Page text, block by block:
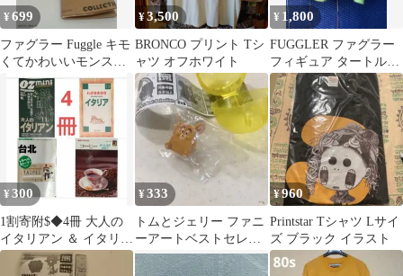
¥699
ファグラー Fuggle キモ
くてかわいいモンスタ
ー SQUIDGE フィギュ
¥3,500
BRONCO プリント Tシ
ャツ オフホワイト
¥ 1,800
FUGGLER ファグラー
フィギュア タートルズ
2体
¥300
1割寄附$◆4冊 大人の
イタリアン ＆ イタリア
＆ 台北トラベル ＆ コ
ーヒー
¥333
トムとジェリー ファニ
ーアートベストセレク
ション フィギュア
¥960
Printstar Tシャツ Lサイ
ズ ブラック イラスト